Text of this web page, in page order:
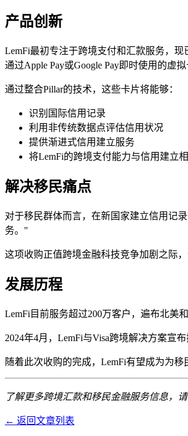
产品创新
LemFi最初专注于跨境支付和汇款服务，
通过Apple Pay或Google Pay即时使用的虚
通过整合Pillar的技术，这些卡片将能够：
识别国际信用记录
利用非传统数据点评估信用状况
提供渐进式信用建立服务
将LemFi的跨境支付能力与信用建立
解决移民痛点
对于移民群体而言，在新国家建立信用记
务。"
这项收购正值跨境金融科技竞争加剧之际
发展历程
LemFi目前服务超过200万客户，遍布北美
2024年4月，LemFi与Visa跨境解决方案宣
随着此次收购的完成，LemFi有望成为为
了解更多跨境汇款和移民金融服务信息，
← 返回文章列表